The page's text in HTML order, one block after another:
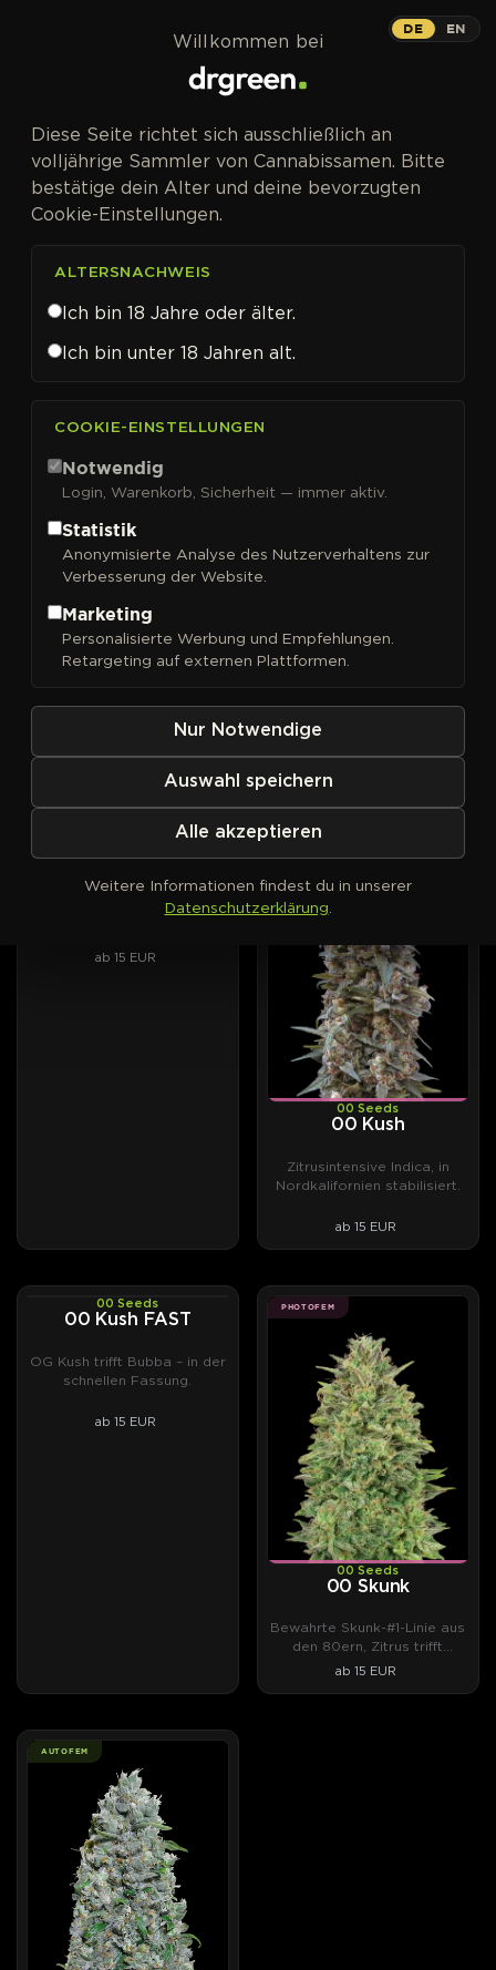
00 Seeds
Sortieren nach
00 Seeds
00 Cheese Auto
gereiftem Käse, im
Automatic-Format.
00 Seeds
00 Cheese
anhaltende Entspannung.
ab 15 EUR
00 Kush Auto
Seeds, jetzt selbstblühend.
ab 15 EUR
00 Seeds
00 Kush
Zitrusintensive Indica, in
Nordkalifornien stabilisiert.
ab 15 EUR
00 Seeds
00 Kush FAST
OG Kush trifft Bubba – in der
schnellen Fassung.
ab 15 EUR
PHOTOFEM
00 Seeds
00 Skunk
Bewahrte Skunk-#1-Linie aus
den 80ern, Zitrus trifft
Weihrauch.
ab 15 EUR
AUTOFEM
DE EN
Willkommen bei
Diese Seite richtet sich ausschließlich an
volljährige Sammler von Cannabissamen. Bitte
bestätige dein Alter und deine bevorzugten
Cookie-Einstellungen.
ALTERSNACHWEIS
Ich bin 18 Jahre oder älter.
Ich bin unter 18 Jahren alt.
COOKIE-EINSTELLUNGEN
Notwendig
Login, Warenkorb, Sicherheit — immer aktiv.
Statistik
Anonymisierte Analyse des Nutzerverhaltens zur
Verbesserung der Website.
Marketing
Personalisierte Werbung und Empfehlungen.
Retargeting auf externen Plattformen.
Nur Notwendige
Auswahl speichern
Alle akzeptieren
Weitere Informationen findest du in unserer
Datenschutzerklärung